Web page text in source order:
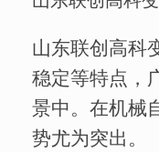
山东联创高科
稳定等特点，
景中。在机械
势尤为突出。